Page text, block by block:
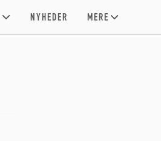
NYHEDER MERE